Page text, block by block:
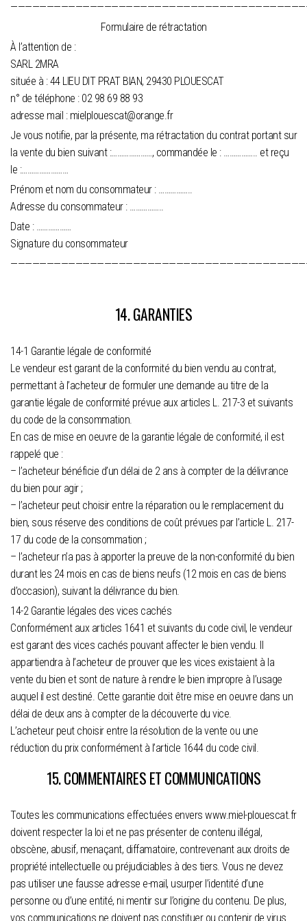
Formulaire de rétractation
À l’attention de :
SARL 2MRA
située à : 44 LIEU DIT PRAT BIAN, 29430 PLOUESCAT
n° de téléphone : 02 98 69 88 93
adresse mail : mielplouescat@orange.fr
Je vous notifie, par la présente, ma rétractation du contrat portant sur
la vente du bien suivant :…………………, commandée le : …………….. et reçu
le :……………………
Prénom et nom du consommateur : ……………..
Adresse du consommateur : ……………..
Date : ………………
Signature du consommateur
14. GARANTIES
14-1 Garantie légale de conformité
Le vendeur est garant de la conformité du bien vendu au contrat,
permettant à l’acheteur de formuler une demande au titre de la
garantie légale de conformité prévue aux articles L. 217-3 et suivants
du code de la consommation.
En cas de mise en oeuvre de la garantie légale de conformité, il est
rappelé que :
– l’acheteur bénéficie d’un délai de 2 ans à compter de la délivrance
du bien pour agir ;
– l’acheteur peut choisir entre la réparation ou le remplacement du
bien, sous réserve des conditions de coût prévues par l’article L. 217-
17 du code de la consommation ;
– l’acheteur n’a pas à apporter la preuve de la non-conformité du bien
durant les 24 mois en cas de biens neufs (12 mois en cas de biens
d’occasion), suivant la délivrance du bien.
14-2 Garantie légales des vices cachés
Conformément aux articles 1641 et suivants du code civil, le vendeur
est garant des vices cachés pouvant affecter le bien vendu. Il
appartiendra à l’acheteur de prouver que les vices existaient à la
vente du bien et sont de nature à rendre le bien impropre à l’usage
auquel il est destiné. Cette garantie doit être mise en oeuvre dans un
délai de deux ans à compter de la découverte du vice.
L’acheteur peut choisir entre la résolution de la vente ou une
réduction du prix conformément à l’article 1644 du code civil.
15. COMMENTAIRES ET COMMUNICATIONS
Toutes les communications effectuées envers www.miel-plouescat.fr
doivent respecter la loi et ne pas présenter de contenu illégal,
obscène, abusif, menaçant, diffamatoire, contrevenant aux droits de
propriété intellectuelle ou préjudiciables à des tiers. Vous ne devez
pas utiliser une fausse adresse e-mail, usurper l’identité d’une
personne ou d’une entité, ni mentir sur l’origine du contenu. De plus,
vos communications ne doivent pas constituer ou contenir de virus